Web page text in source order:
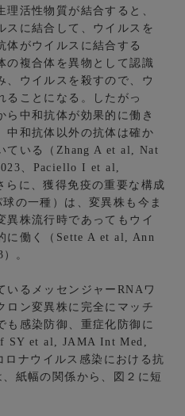
活性物質が結合すると、
スに結合して、ウイルスを
体がウイルスに結合する
の複合体を異物として認識
、ウイルスを殺すので、ウ
ることになる。したがっ
ら中和抗体が効果的に働き
中和抗体以外の抗体は確か
ている（Zhang A et al, Nat
、Paciello I et al,
に、獲得免疫の重要な構成
の一種）は、変異株も今ま
異株流行時であってもウイ
に働く（Sette A et al, Ann
。
るメッセンジャーRNAワ
ロン変異株に完全にマッチ
も感染防御、重症化防御に
SY et al, JAMA Int Med,
ナウイルス感染における抗
紙幅の関係から、図２に短